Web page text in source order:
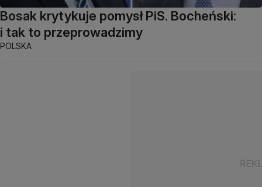
Bosak krytykuje pomysł PiS. Bocheński:
i tak to przeprowadzimy
POLSKA